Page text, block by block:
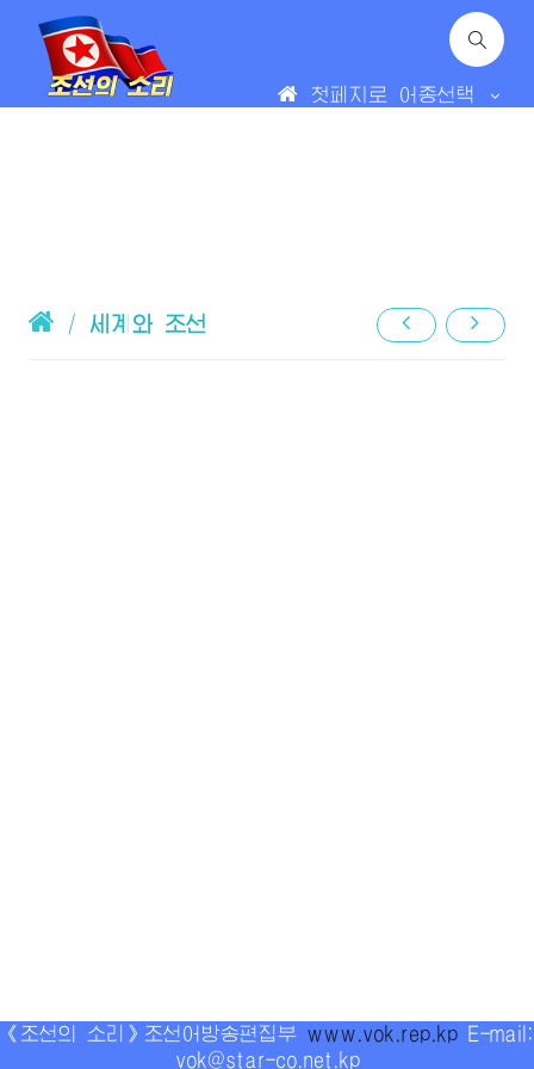
첫페지로 어종선택
/ 세계와 조선
《조선의 소리》조선어방송편집부 www.vok.rep.kp E-mail:
vok@star-co.net.kp